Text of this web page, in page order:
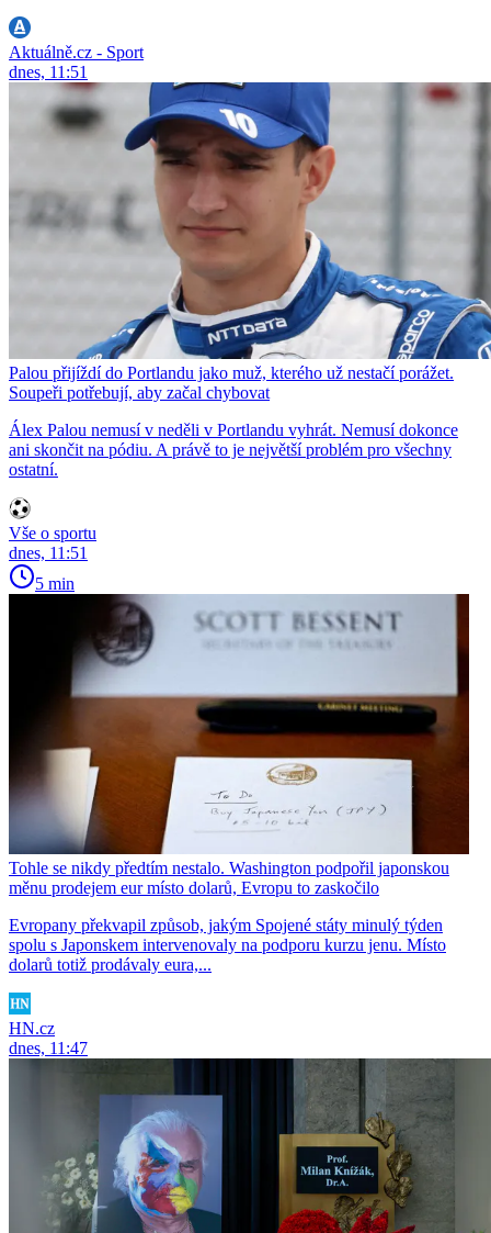
Aktuálně.cz - Sport
dnes, 11:51
Palou přijíždí do Portlandu jako muž, kterého už nestačí porážet.
Soupeři potřebují, aby začal chybovat
Álex Palou nemusí v neděli v Portlandu vyhrát. Nemusí dokonce
ani skončit na pódiu. A právě to je největší problém pro všechny
ostatní.
Vše o sportu
dnes, 11:51
5 min
Tohle se nikdy předtím nestalo. Washington podpořil japonskou
měnu prodejem eur místo dolarů, Evropu to zaskočilo
Evropany překvapil způsob, jakým Spojené státy minulý týden
spolu s Japonskem intervenovaly na podporu kurzu jenu. Místo
dolarů totiž prodávaly eura,...
HN.cz
dnes, 11:47